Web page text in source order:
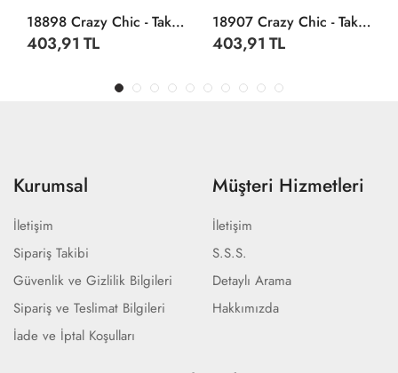
18898 Crazy Chic - Tak Ve Git Tırnaklar - Kelebek
403,91 TL
18907 Crazy Chic - Tak Ve Git Tırnaklar - Gökkuşağı
403,91 TL
Kurumsal
İletişim
Sipariş Takibi
Güvenlik ve Gizlilik Bilgileri
Sipariş ve Teslimat Bilgileri
İade ve İptal Koşulları
Müşteri Hizmetleri
İletişim
S.S.S.
Detaylı Arama
Hakkımızda